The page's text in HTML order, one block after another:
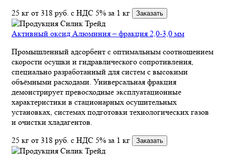
25 кг от 318 руб. с НДС 5% за 1 кг Заказать
Активный оксид Алюминия – фракция 2,0-3,0 мм
Промышленный адсорбент с оптимальным соотношением
скорости осушки и гидравлического сопротивления,
специально разработанный для систем с высокими
объёмными расходами. Универсальная фракция
демонстрирует превосходные эксплуатационные
характеристики в стационарных осушительных
установках, системах подготовки технологических газов
и очистки хладагентов.
25 кг от 318 руб. с НДС 5% за 1 кг Заказать